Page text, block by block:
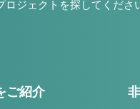
ジェクトを探してくださ
ご紹介